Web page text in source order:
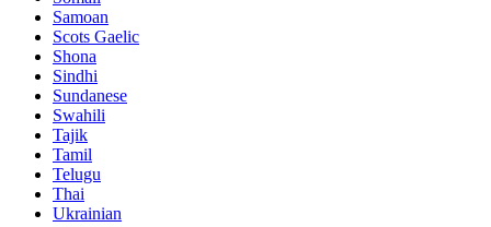
Samoan
Scots Gaelic
Shona
Sindhi
Sundanese
Swahili
Tajik
Tamil
Telugu
Thai
Ukrainian